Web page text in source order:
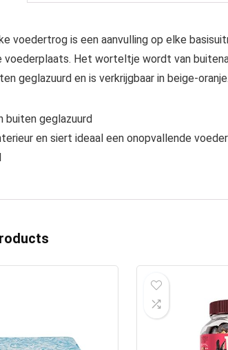
voedertrog is een aanvulling op elke
voederplaats. Het worteltje wordt van
geglazuurd en is verkrijgbaar in beige-oranje.
buiten geglazuurd
en siert ideaal een onopvallende